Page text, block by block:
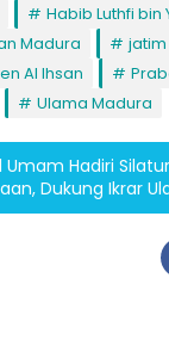
Habib Luthfi bin
Madura
Al Ihsan
Ulama Madura
Umam Hadiri
Dukung Ikrar
Prabowo